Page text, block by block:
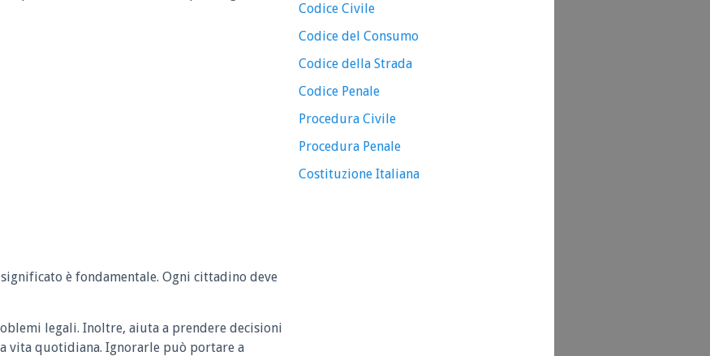
è fondamentale. Ogni cittadino deve
legali. Inoltre, aiuta a prendere decisioni
vita quotidiana. Ignorarle può portare a
Codice Civile
Codice del Consumo
Codice della Strada
Codice Penale
Procedura Civile
Procedura Penale
Costituzione Italiana